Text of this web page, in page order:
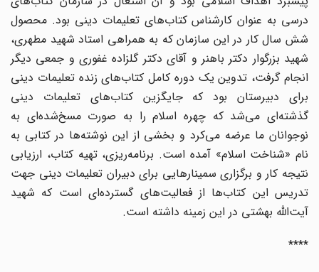
درسی به عنوان کارشناس کتاب‌های تعلیمات دینی بود. محصول
شش سال کار در این سازمان که به همراهی استاد شهید مطهری،
شهید بزرگوار دکتر باهنر و آقای دکتر گلزاده غفوری و جمعی دیگر
انجام گرفت، تدوین یک دوره کامل کتاب‌های زنده تعلیمات دینی
برای دبیرستان بود که جایگزین کتاب‌های تعلیمات دینی
گذشته‌ای می‌شد که چهره اسلام را به صورت مسخ‌شد‌ه‌ای به
نوجوانان ما عرضه می‌کرد و بخشی از این نوشته‌ها در کتابی به
نام «شناخت اسلام» آمده است. برنامه‌ریزی، تهیه کتاب، ارزیابی
نتیجه کار و برگزاری سمینارهایی برای دبیران تعلیمات دینی جهت
تدریس این کتاب‌ها از فعالیت‌های گسترد‌ه‌ای است که شهید
آیت‌الله بهشتی در این زمینه داشته است.
****